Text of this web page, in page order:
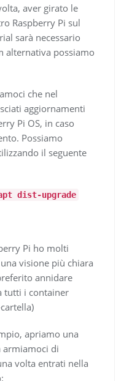
aver girato le
Raspberry Pi sul
sarà necessario
alternativa possiamo
che nel
aggiornamenti
Pi OS, in caso
Possiamo
il seguente
dist-upgrade
Pi ho molti
visione più chiara
annidare
tutti i container
apriamo una
armiamoci di
volta entrati nella